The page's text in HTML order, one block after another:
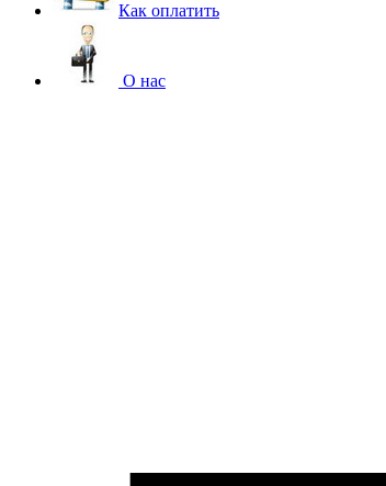
Как оплатить
О нас